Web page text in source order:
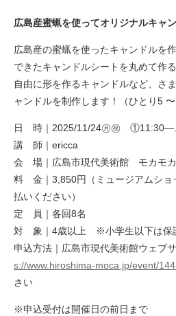
広島産蜜蝋を使ってオリジナルキャ
広島産の蜜蝋を使ったキャンドルを
できたキャンドルシートを丸めて作
自由に形を作るキャンドルなど、さ
ャンドルを制作します！（ひとり5 〜
日 時｜2025/11/24㊊㊗
講 師｜ericca
会 場｜広島市現代美術館 モカモカ
料 金｜3,850円（ミュージアムショ
払いください）
定 員｜各回8名
対 象｜4歳以上 ※小学生以下は保
申込方法｜広島市現代美術館ウェブ
s://www.hiroshima-moca.jp/event/
さい
※申込受付は開催日の前日まで